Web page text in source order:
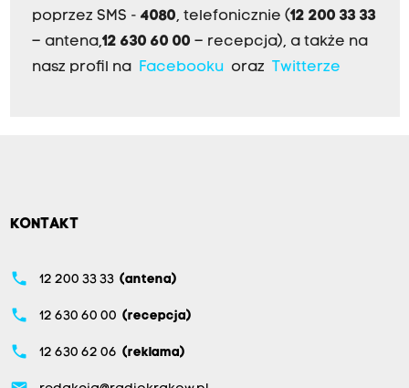
poprzez SMS - 4080, telefonicznie (12 200 33 33
– antena,12 630 60 00 – recepcja), a także na
nasz profil na Facebookuoraz Twitterze
KONTAKT
phone 12 200 33 33 (antena)
phone 12 630 60 00 (recepcja)
phone 12 630 62 06 (reklama)